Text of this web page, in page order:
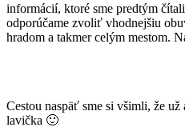
informácií, ktoré sme predtým
odporúčame zvoliť vhodnejšiu
hradom a takmer celým mestom.
Cestou naspäť sme si všimli, že
lavička 🙂